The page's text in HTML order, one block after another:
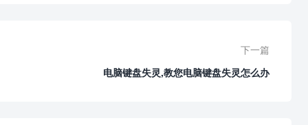
下一篇
电脑键盘失灵,教您电脑键盘失灵怎么办